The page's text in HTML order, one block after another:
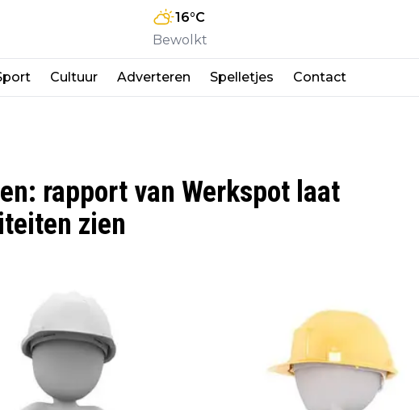
16°C
Bewolkt
Cultuur Adverteren Spelletjes Contact
rapport van Werkspot laat
zien